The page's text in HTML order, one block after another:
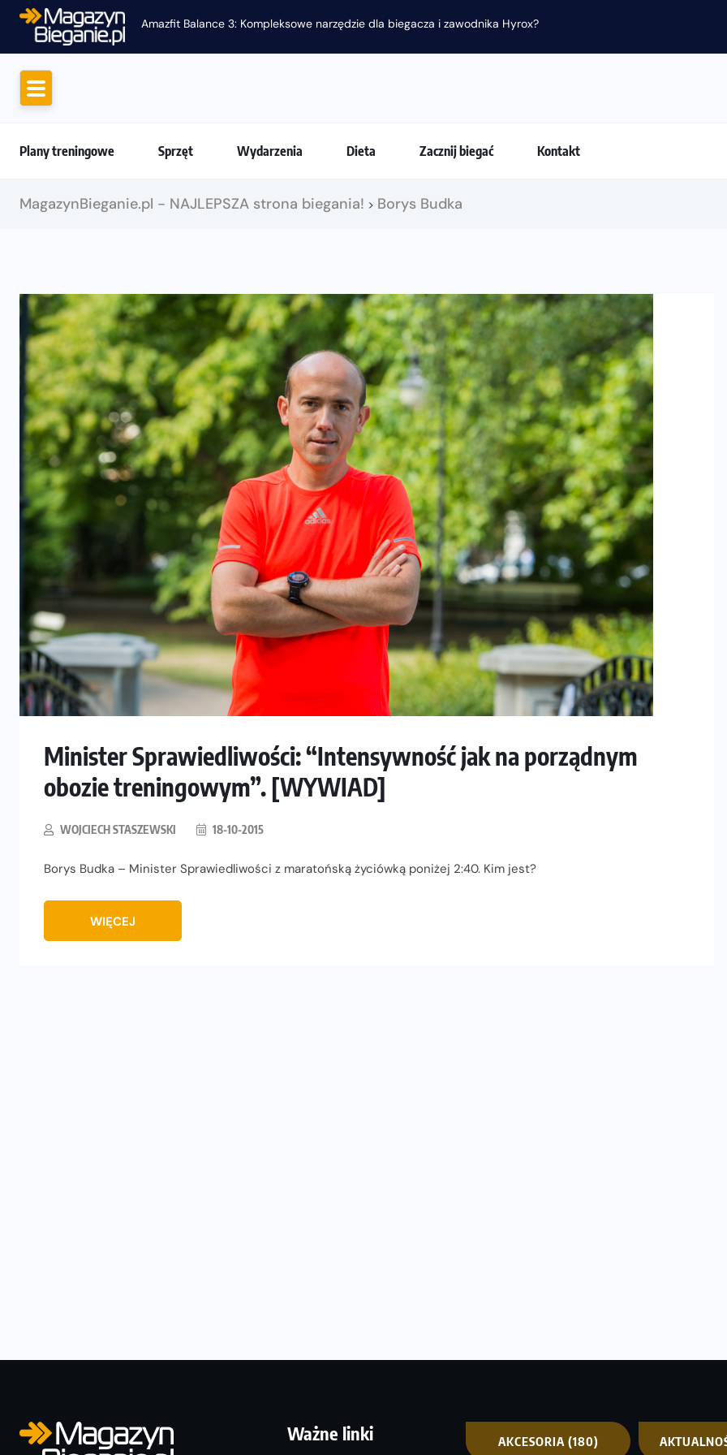
Amazfit Balance 3: Kompleksowe narzędzie dla biegacza i zawodnika Hyrox?
Plany treningowe Sprzęt Wydarzenia Dieta Zacznij biegać Kontakt
MagazynBieganie.pl - NAJLEPSZA strona biegania! > Borys Budka
Minister Sprawiedliwości: “Intensywność jak na porządnym
obozie treningowym”. [WYWIAD]
WOJCIECH STASZEWSKI 18-10-2015
Borys Budka – Minister Sprawiedliwości z maratońską życiówką poniżej 2:40. Kim jest?
WIĘCEJ
Ważne linki AKCESORIA (180)